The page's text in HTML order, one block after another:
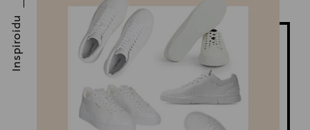
Inspiroidu